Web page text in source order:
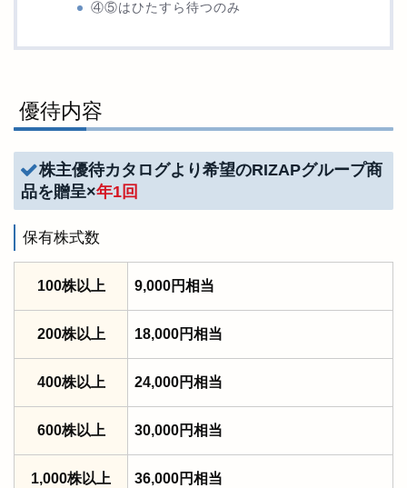
④⑤はひたすら待つのみ
優待内容
株主優待カタログより希望のRIZAPグループ商
品を贈呈×年1回
保有株式数
100株以上 9,000円相当
200株以上 18,000円相当
400株以上 24,000円相当
600株以上 30,000円相当
1,000株以上 36,000円相当